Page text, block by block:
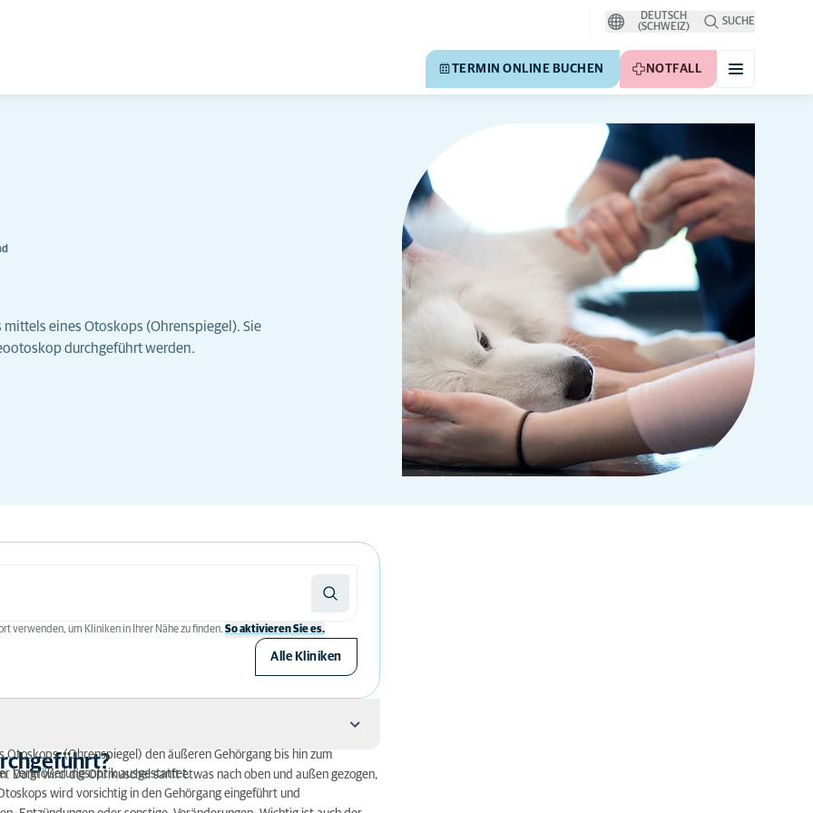
DEUTSCH
(SCHWEIZ)
SUCHE
TERMIN ONLINE BUCHEN NOTFALL
eines Otoskops (Ohrenspiegel). Sie
durchgeführt werden.
verwenden, um Kliniken in Ihrer Nähe zu finden. So aktivieren Sie es.
Alle Kliniken
(Ohrenspiegel) den äußeren Gehörgang bis hin zum
Vergrößerungsoptik ausgestattet.
Dann wird die Ohrmuschel sanft etwas nach oben und außen gezogen,
wird vorsichtig in den Gehörgang eingeführt und